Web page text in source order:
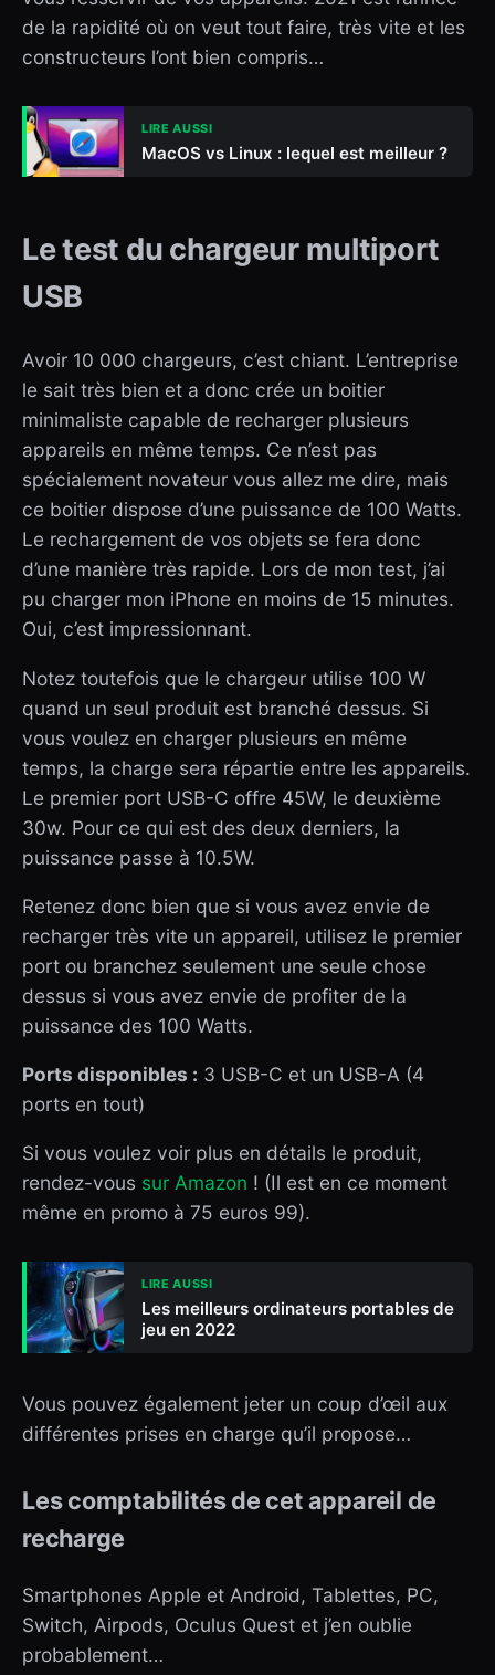
de la rapidité où on veut tout faire, très vite et les
constructeurs l’ont bien compris…
LIRE AUSSI
MacOS vs Linux : lequel est meilleur ?
Le test du chargeur multiport
USB
Avoir 10 000 chargeurs, c’est chiant. L’entreprise
le sait très bien et a donc crée un boitier
minimaliste capable de recharger plusieurs
appareils en même temps. Ce n’est pas
spécialement novateur vous allez me dire, mais
ce boitier dispose d’une puissance de 100 Watts.
Le rechargement de vos objets se fera donc
d’une manière très rapide. Lors de mon test, j’ai
pu charger mon iPhone en moins de 15 minutes.
Oui, c’est impressionnant.
Notez toutefois que le chargeur utilise 100 W
quand un seul produit est branché dessus. Si
vous voulez en charger plusieurs en même
temps, la charge sera répartie entre les appareils.
Le premier port USB-C offre 45W, le deuxième
30w. Pour ce qui est des deux derniers, la
puissance passe à 10.5W.
Retenez donc bien que si vous avez envie de
recharger très vite un appareil, utilisez le premier
port ou branchez seulement une seule chose
dessus si vous avez envie de profiter de la
puissance des 100 Watts.
Ports disponibles : 3 USB-C et un USB-A (4
ports en tout)
Si vous voulez voir plus en détails le produit,
rendez-vous sur Amazon ! (Il est en ce moment
même en promo à 75 euros 99).
LIRE AUSSI
Les meilleurs ordinateurs portables de
jeu en 2022
Vous pouvez également jeter un coup d’œil aux
différentes prises en charge qu’il propose…
Les comptabilités de cet appareil de
recharge
Smartphones Apple et Android, Tablettes, PC,
Switch, Airpods, Oculus Quest et j’en oublie
probablement…